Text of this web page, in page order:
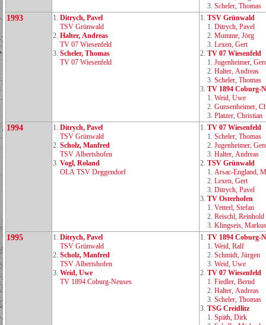
3. Scheler, Thomas
1993 1. Ditrych, Pavel
TSV Grünwald
2. Halter, Andreas
TV 07 Wiesenfeld
3. Scheler, Thomas
TV 07 Wiesenfeld
1. TSV Grünwald
1. Ditrych, Pavel
2. Mumme, Jörg
3. Lexen, Gert
2. TV 07 Wiesenfeld
1. Jugenheimer,
2. Halter, Andreas
3. Scheler, Thomas
3. TV 1894
1. Weid, Uwe
2. Gunsenheimer,
3. Platzer, Christian
1994 1. Ditrych, Pavel
TSV Grünwald
2. Scholz, Manfred
TSV Albertshofen
3. Vogl, Roland
OLA TSV Deggendorf
1. TV 07 Wiesenfeld
1. Scheler, Thomas
2. Jugenheimer,
3. Halter, Andreas
2. TSV Grünwald
1. Arsac‑England,
2. Lexen, Gert
3. Ditrych, Pavel
3. TV Osterhofen
1. Vetterl, Stefan
2. Reischl, Reinhold
3. Klingseis, Markus
1995 1. Ditrych, Pavel
TSV Grünwald
2. Scholz, Manfred
TSV Albertshofen
3. Weid, Uwe
TV 1894 Coburg‑Neuses
1. TV 1894
1. Weid, Ralf
2. Schmidt, Jürgen
3. Weid, Uwe
2. TV 07 Wiesenfeld
1. Fiedler, Bernd
2. Halter, Andreas
3. Scheler, Thomas
3. TSG Creidlitz
1. Späth, Dirk